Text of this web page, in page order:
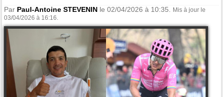
Par Paul-Antoine STEVENIN le 02/04/2026 à 10:35.
Mis à jour le
03/04/2026 à 16:16.